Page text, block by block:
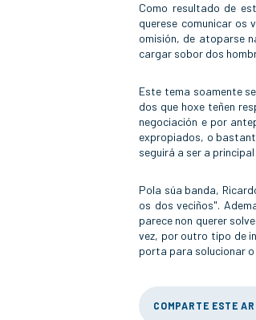
Como resultado de
querese comunicar os
omisión, de atoparse
cargar sobor dos
Este tema soamente
dos que hoxe teñen
negociación e por
expropiados, o
seguirá a ser a
Pola súa banda,
os dos veciños".
parece non querer
vez, por outro tipo de
porta para solucionar o
COMPARTE ESTE